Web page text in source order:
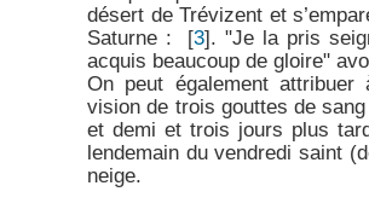
désert de Trévizent et
Saturne :
[3] . "Je la pris
acquis beaucoup de gloire"
On peut également
vision de trois gouttes de
et demi et trois jours plus
lendemain du vendredi saint
neige.